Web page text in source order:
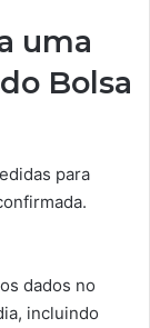
uma
Bolsa
para
dados no
incluindo